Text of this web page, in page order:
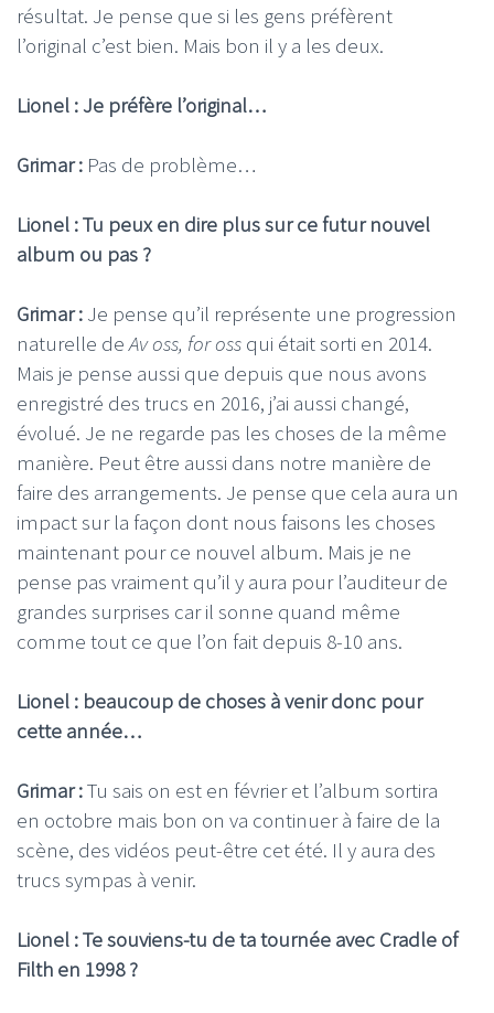
résultat. Je pense que si les gens préfèrent
l’original c’est bien. Mais bon il y a les deux.
Lionel : Je préfère l’original…
Grimar : Pas de problème…
Lionel : Tu peux en dire plus sur ce futur nouvel
album ou pas ?
Grimar : Je pense qu’il représente une progression
naturelle deAv oss, for oss qui était sorti en 2014.
Mais je pense aussi que depuis que nous avons
enregistré des trucs en 2016, j’ai aussi changé,
évolué. Je ne regarde pas les choses de la même
manière. Peut être aussi dans notre manière de
faire des arrangements. Je pense que cela aura un
impact sur la façon dont nous faisons les choses
maintenant pour ce nouvel album. Mais je ne
pense pas vraiment qu’il y aura pour l’auditeur de
grandes surprises car il sonne quand même
comme tout ce que l’on fait depuis 8-10 ans.
Lionel : beaucoup de choses à venir donc pour
cette année…
Grimar :Tu sais on est en février et l’album sortira
en octobre mais bon on va continuer à faire de la
scène, des vidéos peut-être cet été. Il y aura des
trucs sympas à venir.
Lionel : Te souviens-tu de ta tournée avec Cradle of
Filth en 1998 ?